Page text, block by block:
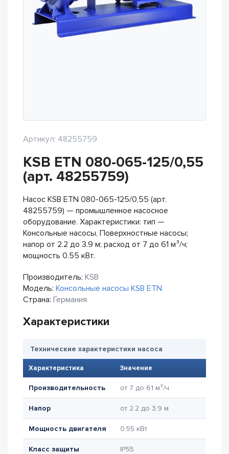
Артикул: 48255759
KSB ETN 080-065-125/0,55
(арт. 48255759)
Насос KSB ETN 080-065-125/0,55 (арт.
48255759) — промышленное насосное
оборудование. Характеристики: тип —
Консольные насосы, Поверхностные насосы;
напор от 2.2 до 3.9 м; расход от 7 до 61 м³/ч;
мощность 0.55 кВт.
Производитель: KSB
Модель: Консольные насосы KSB ETN
Страна: Германия
Характеристики
Технические характеристики насоса
Характеристика Значение
Производительность от 7 до 61 м³/ч
Напор от 2.2 до 3.9 м
Мощность двигателя 0.55 кВт
Класс защиты
IP55